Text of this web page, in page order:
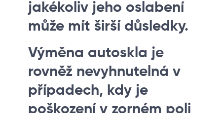
jakékoliv jeho oslabení
může mít širší důsledky.
Výměna autoskla je
rovněž nevyhnutelná v
případech, kdy je
poškození v zorném poli